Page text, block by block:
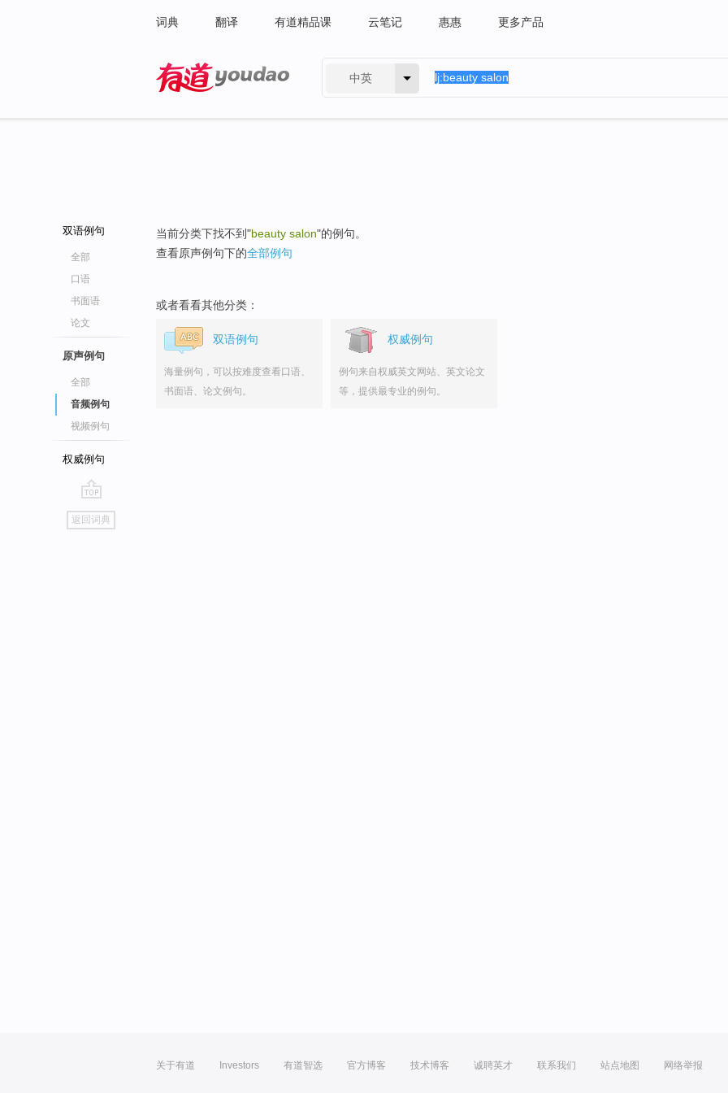
词典 翻译 有道精品课 云笔记 惠惠 更多产品
中英
双语例句
全部
口语
书面语
论文
原声例句
全部
音频例句
视频例句
权威例句
go
top
返回词典
当前分类下找不到"beauty salon"的例句。
查看原声例句下的全部例句
或者看看其他分类：
双语例句
海量例句，可以按难度查看口语、
书面语、论文例句。
权威例句
例句来自权威英文网站、英文论文
等，提供最专业的例句。
关于有道 Investors 有道智选 官方博客 技术博客 诚聘英才 联系我们 站点地图 网络举报